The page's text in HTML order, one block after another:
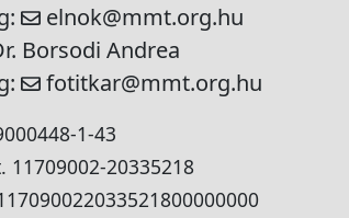
elnok@mmt.org.hu
Borsodi Andrea
fotitkar@mmt.org.hu
1-43
11709002-20335218